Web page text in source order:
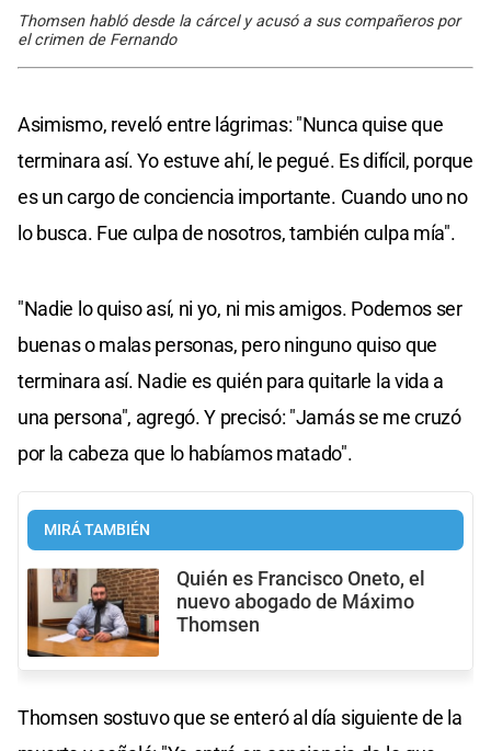
Thomsen habló desde la cárcel y acusó a sus compañeros por
el crimen de Fernando
Asimismo, reveló entre lágrimas: "Nunca quise que
terminara así. Yo estuve ahí, le pegué. Es difícil, porque
es un cargo de conciencia importante. Cuando uno no
lo busca. Fue culpa de nosotros, también culpa mía".
"Nadie lo quiso así, ni yo, ni mis amigos. Podemos ser
buenas o malas personas, pero ninguno quiso que
terminara así. Nadie es quién para quitarle la vida a
una persona", agregó. Y precisó: "Jamás se me cruzó
por la cabeza que lo habíamos matado".
MIRÁ TAMBIÉN
Quién es Francisco Oneto, el
nuevo abogado de Máximo
Thomsen
Thomsen sostuvo que se enteró al día siguiente de la